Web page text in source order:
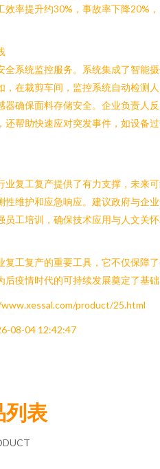
率提升约30%，事故率下降20%
系统监控服务。系统集成了智能
在裁剪车间，监控系统自动检测
确保面料存储安全。企业负责人反
帮助快速应对突发事件，如设备
复工复产提供了有力支撑，未来
维护和应急响应。建议政府与企
工培训，确保技术应用与人文关
工复产的重要工具，它不仅保障
疫情时代的可持续发展奠定了基
product/25.html
08-04 12:42:47
列表